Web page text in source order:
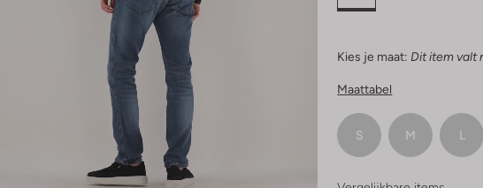
Kies je maat: Dit item valt
Maattabel
S M L